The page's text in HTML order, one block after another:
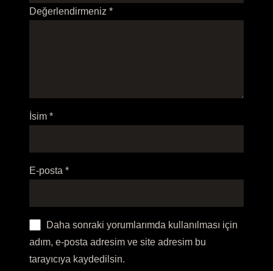
Değerlendirmeniz *
İsim *
E-posta *
Daha sonraki yorumlarımda kullanılması için
adım, e-posta adresim ve site adresim bu
tarayıcıya kaydedilsin.